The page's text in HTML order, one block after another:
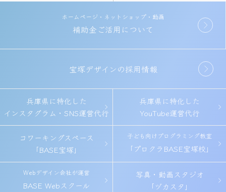
ホームページ・ネットショップ・動画
補助金ご活用について
宝塚デザインの採用情報
兵庫県に特化した
インスタグラム・SNS運営代行
兵庫県に特化した
YouTube運営代行
コワーキングスペース
「BASE宝塚」
子ども向けプログラミング教室
「プロクラBASE宝塚校」
Webデザイン会社が運営
BASE Webスクール
写真・動画スタジオ
「ヅカスタ」